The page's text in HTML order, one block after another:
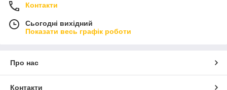
Контакти
Сьогодні вихідний
Показати весь графік роботи
Про нас
Контакти